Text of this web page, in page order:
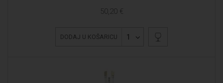
50,20 €
DODAJ U KOŠARICU 1